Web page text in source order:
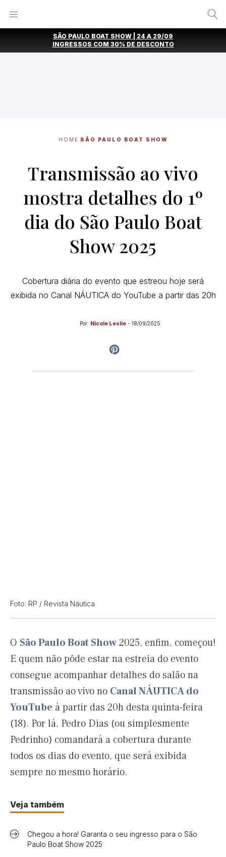
SÃO PAULO BOAT SHOW | 24 A 29/09
INGRESSOS COM 30% DE DESCONTO
HOME SÃO PAULO BOAT SHOW
Transmissão ao vivo
mostra detalhes do 1º
dia do São Paulo Boat
Show 2025
Cobertura diária do evento que estreou hoje será
exibida no Canal NÁUTICA do YouTube a partir das 20h
Por: Nicole Leslie - 18/09/2025
Foto: RP / Revista Náutica
O São Paulo Boat Show2025, enfim, começou!
E quem não pôde estar na estreia do evento
consegue acompanhar detalhes do salão na
transmissão ao vivo no Canal NÁUTICA do
YouTube à partir das 20h desta quinta-feira
(18). Por lá, Pedro Dias (ou simplesmente
Pedrinho) comandará a cobertura durante
todos os dias do evento, que será exibida
sempre no mesmo horário.
Veja também
Chegou a hora! Garanta o seu ingresso para o São
Paulo Boat Show 2025